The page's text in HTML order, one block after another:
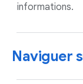
informations.
Naviguer